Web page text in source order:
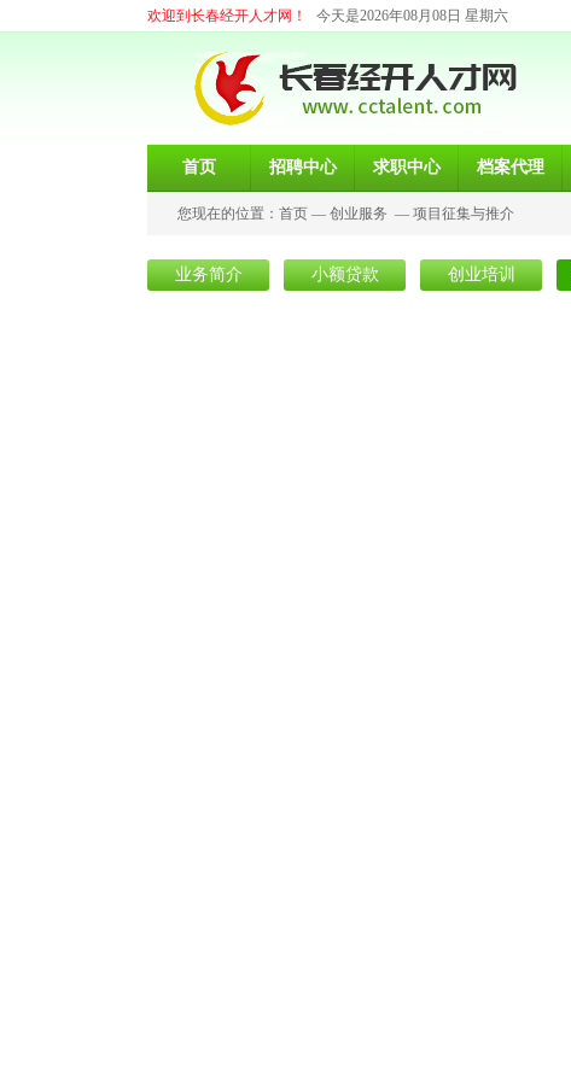
欢迎到长春经开人才网！ 今天是2026年08月08日 星期六
首页 招聘中心 求职中心 档案代理
您现在的位置： 首页 — 创业服务 — 项目征集与推介
业务简介 小额贷款 创业培训